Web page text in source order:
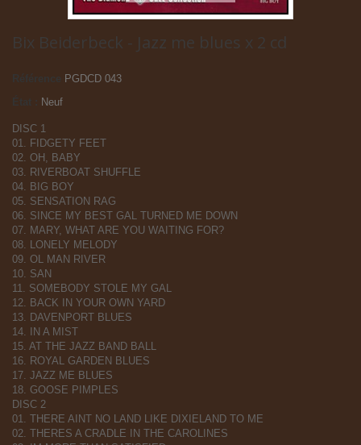
Bix Beiderbeck - Jazz me blues x 2 cd
Référence
PGDCD 043
Neuf
DISC 1
01. FIDGETY FEET
02. OH, BABY
03. RIVERBOAT SHUFFLE
04. BIG BOY
05. SENSATION RAG
06. SINCE MY BEST GAL TURNED ME DOWN
07. MARY, WHAT ARE YOU WAITING FOR?
08. LONELY MELODY
09. OL MAN RIVER
10. SAN
11. SOMEBODY STOLE MY GAL
12. BACK IN YOUR OWN YARD
13. DAVENPORT BLUES
14. IN A MIST
15. AT THE JAZZ BAND BALL
16. ROYAL GARDEN BLUES
17. JAZZ ME BLUES
18. GOOSE PIMPLES
DISC 2
01. THERE AINT NO LAND LIKE DIXIELAND TO ME
02. THERES A CRADLE IN THE CAROLINES